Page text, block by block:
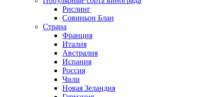
Рислинг
Совиньон Блан
Страна
Франция
Италия
Австралия
Испания
Россия
Чили
Новая Зеландия